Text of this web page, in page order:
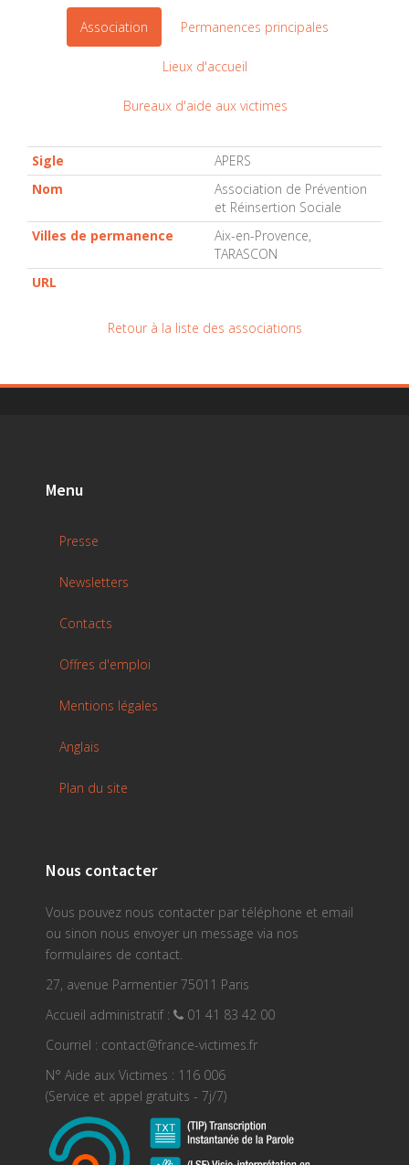
Association Permanences principales
Lieux d'accueil
Bureaux d'aide aux victimes
Sigle
APERS
Nom
Association de Prévention
et Réinsertion Sociale
Villes de permanence
Aix-en-Provence,
TARASCON
URL
Retour à la liste des associations
Menu
Presse
Newsletters
Contacts
Offres d'emploi
Mentions légales
Anglais
Plan du site
Nous contacter
Vous pouvez nous contacter par téléphone et email
ou sinon nous envoyer un message via nos
formulaires de contact.
27, avenue Parmentier 75011 Paris
Accueil administratif :
01 41 83 42 00
Courriel : contact@france-victimes.fr
N° Aide aux Victimes : 116 006
(Service et appel gratuits - 7j/7)